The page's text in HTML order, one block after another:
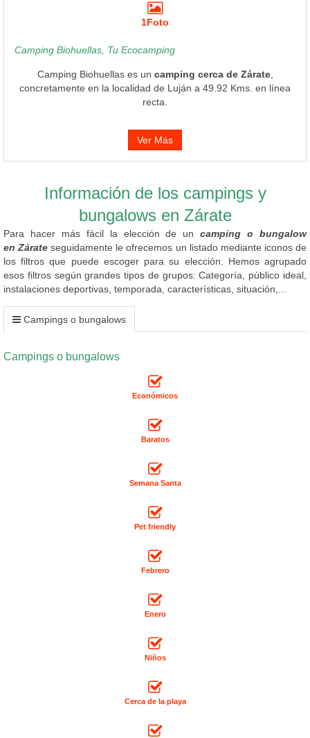
1Foto
Camping Biohuellas, Tu Ecocamping
Camping Biohuellas es un camping cerca de Zárate,
concretamente en la localidad de Luján a 49.92 Kms. en línea
recta.
Ver Más
Información de los campings y
bungalows en Zárate
Para hacer más fácil la elección de uncamping o bungalow
en Zárate seguidamente le ofrecemos un listado mediante iconos de
los filtros que puede escoger para su elección. Hemos agrupado
esos filtros según grandes tipos de grupos: Categoría, público ideal,
instalaciones deportivas, temporada, características, situación,...
Campings o bungalows
Campings o bungalows
Económicos
Baratos
Semana Santa
Pet friendly
Febrero
Enero
Niños
Cerca de la playa